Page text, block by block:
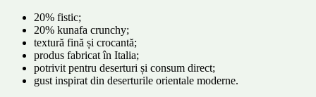
20% fistic;
20% kunafa crunchy;
textură fină și crocantă;
produs fabricat în Italia;
potrivit pentru deserturi și consum direct;
gust inspirat din deserturile orientale moderne.